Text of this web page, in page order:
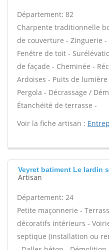
Département: 82
Charpente traditionnelle
de couverture - Zinguerie
Fenêtre de toit -
de façade - Cheminée -
Ardoises - Puits de
Pergola - Décrassage /
Étanchéité de terrasse -
Voir la fiche artisan :
Veyret batiment Le lardin
Artisan
Département: 24
Petite maçonnerie -
décoratifs intérieurs -
septique (installation ou